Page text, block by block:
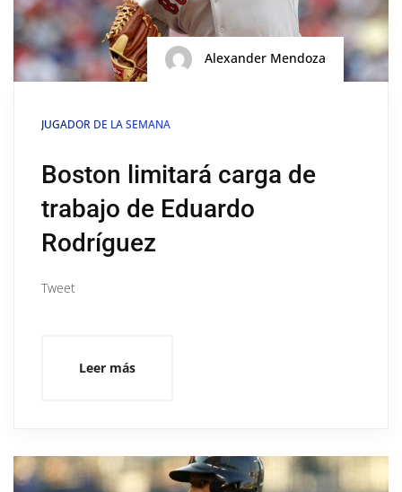
Alexander Mendoza
JUGADOR DE LA SEMANA
Boston limitará carga de
trabajo de Eduardo
Rodríguez
Tweet
Leer más